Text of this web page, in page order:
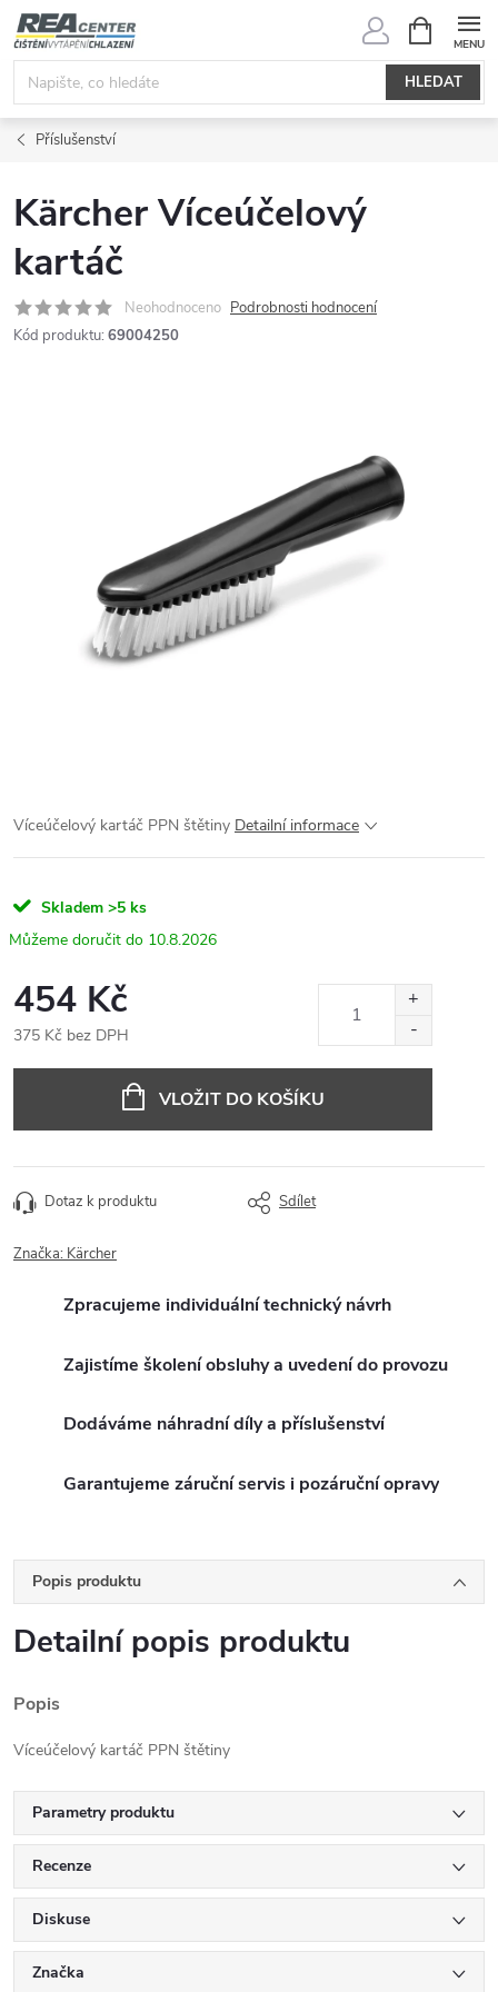
Přejít
na
obsah
HLEDAT
NÁKUPNÍ
KOŠÍK
Příslušenství
Kärcher Víceúčelový
kartáč
Neohodnoceno Podrobnosti hodnocení
Kód produktu: 69004250
Víceúčelový kartáč PPN štětiny Detailní informace
Skladem >5 ks
10.8.2026
454 Kč
375 Kč bez DPH
VLOŽIT DO KOŠÍKU
Dotaz k produktu Sdílet
Značka: Kärcher
Zpracujeme individuální technický návrh
Zajistíme školení obsluhy a uvedení do provozu
Dodáváme náhradní díly a příslušenství
Garantujeme záruční servis i pozáruční opravy
Popis produktu
Detailní popis produktu
Popis
Víceúčelový kartáč PPN štětiny
Parametry produktu
Recenze
Diskuse
Značka